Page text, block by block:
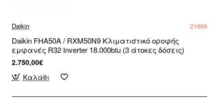
Daikin 21666
Daikin FHA50A / RXM50N9 Κλιματιστικό οροφής
εμφανές R32 Inverter 18.000btu (3 άτοκες δόσεις)
2.750,00€
Καλάθι